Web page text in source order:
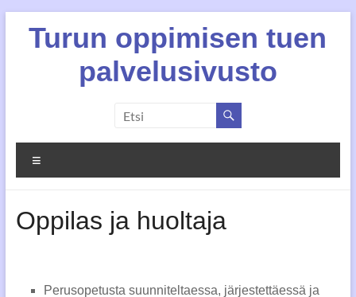
contentTurun oppimisen tuen
palvelusivusto
Oppilas ja huoltaja
Perusopetusta suunniteltaessa, järjestettäessä ja